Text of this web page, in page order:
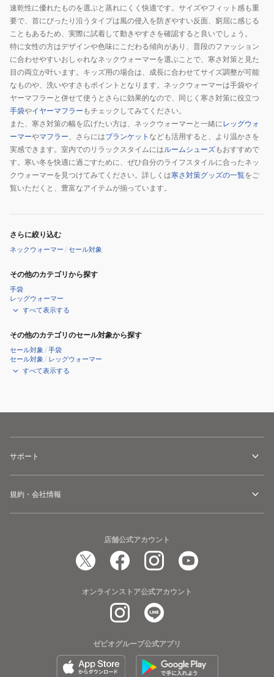
速乾性に優れたものを選ぶと蒸れにくく快適です。サイズやフィット感も重
要で、首にぴったり沿うタイプは風の侵入を防ぎやすい反面、窮屈に感じる
こともあるため、実際に試着して動きやすさを確認すると良いでしょう。
特に女性の方はデザインや色味にこだわる傾向があり、普段のファッション
に合わせやすいおしゃれなネックウォーマーを選ぶことで、寒さ対策と見た
目の両立が叶います。キッズ用の場合は、成長に合わせてサイズ調整が可能
なものや、洗いやすさもポイントとなります。ネックウォーマーは手袋やイ
ヤーマフラーと併せて使うとさらに効果的なので、同じく寒さ対策に役立つ
手袋やイヤーマフラー もチェックしてみてください。
また、寒さ対策の幅を広げたい方は、ネックウォーマーと一緒にレッグウォ
ーマーやマフラー、さらにはブランケット なども活用すると、より温かさを
実感できます。室内でのリラックスタイムにはルームシューズもおすすめで
す。寒い冬を快適に過ごすために、ぜひ自分のライフスタイルに合ったネッ
クウォーマーを見つけてみてください。詳しくは寒さ対策グッズの一覧をご
覧いただくと、豊富なアイテムが揃っています。
さらに絞り込む
ネックウォーマー /セール対象
その他のカテゴリから探す
手袋
レッグウォーマー
すべて表示する
その他のカテゴリのセール対象から探す
セール対象 /手袋
セール対象 / レッグウォーマー
すべて表示する
サポート
規約・会社情報
店舗公式アカウント
オンラインストア公式アカウント
ゼビオグループ公式アプリ